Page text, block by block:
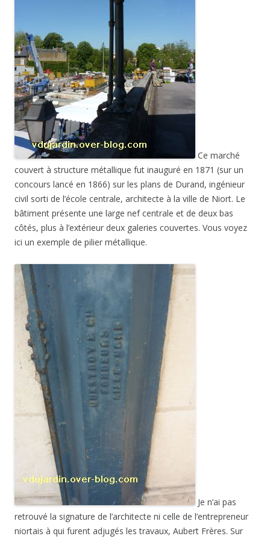
Ce marché
couvert à structure métallique fut inauguré en 1871 (sur un
concours lancé en 1866) sur les plans de Durand, ingénieur
civil sorti de l’école centrale, architecte à la ville de Niort. Le
bâtiment présente une large nef centrale et de deux bas
côtés, plus à l’extérieur deux galeries couvertes. Vous voyez
ici un exemple de pilier métallique.
Je n’ai pas
retrouvé la signature de l’architecte ni celle de l’entrepreneur
niortais à qui furent adjugés les travaux, Aubert Frères. Sur